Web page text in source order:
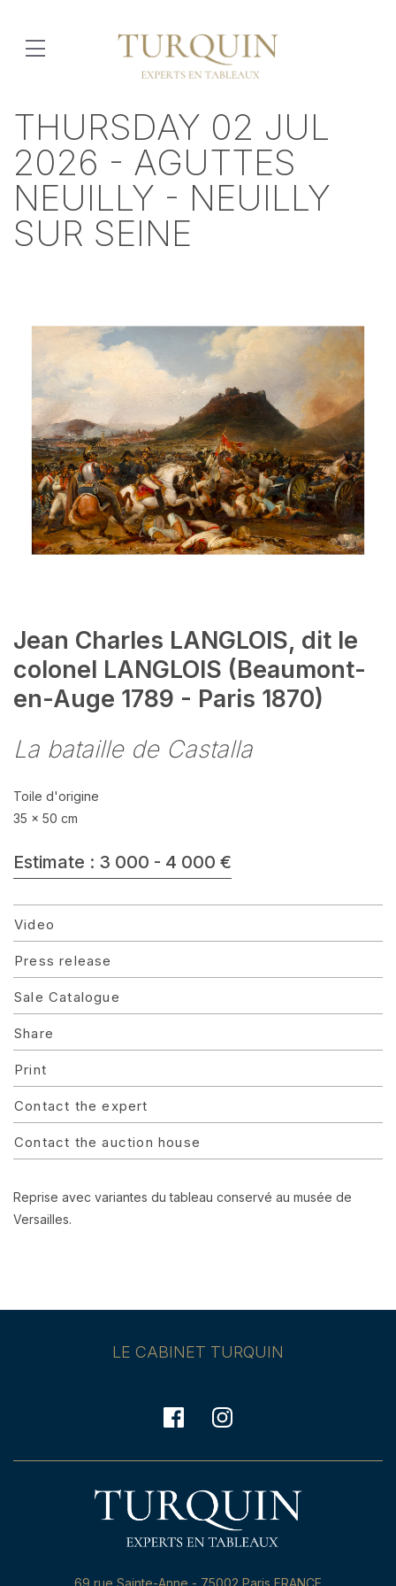
THURSDAY 02 JUL
2026 - AGUTTES
NEUILLY - NEUILLY
SUR SEINE
Jean Charles LANGLOIS, dit le
colonel LANGLOIS (Beaumont-
en-Auge 1789 - Paris 1870)
La bataille de Castalla
Toile d'origine
35 x 50 cm
Estimate : 3 000 - 4 000 €
Video
Press release
Sale Catalogue
Share
Print
Contact the expert
Contact the auction house
Reprise avec variantes du tableau conservé au musée de
Versailles.
LE CABINET TURQUIN